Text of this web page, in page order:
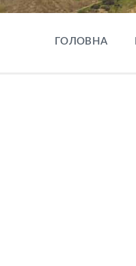
ГОЛОВНА